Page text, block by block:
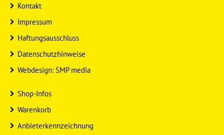
Kontakt
Impressum
Haftungsausschluss
Datenschutzhinweise
Webdesign: SMP media
Shop-Infos
Warenkorb
Anbieterkennzeichnung